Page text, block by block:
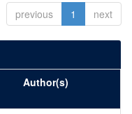
previous 1 next
Author(s)